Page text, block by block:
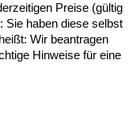
Preise (gültig
Sie haben diese selbst
Wir beantragen
Hinweise für eine